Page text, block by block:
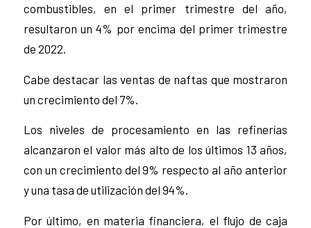
combustibles, en el primer trimestre del año,
resultaron un 4% por encima del primer trimestre
de 2022.
Cabe destacar las ventas de naftas que mostraron
un crecimiento del 7%.
Los niveles de procesamiento en las refinerías
alcanzaron el valor más alto de los últimos 13 años,
con un crecimiento del 9% respecto al año anterior
y una tasa de utilización del 94%.
Por último, en materia financiera, el flujo de caja